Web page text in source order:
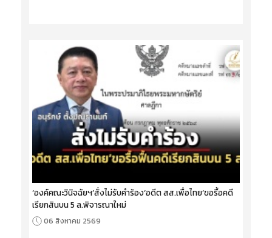
‘องค์คณะวินิจฉัยฯ’สั่งไม่รับคำร้อง‘อดีต สส.เพื่อไทย’ขอรื้อคดี
เรียกสินบน 5 ล.พิจารณาใหม่
06 สิงหาคม 2569